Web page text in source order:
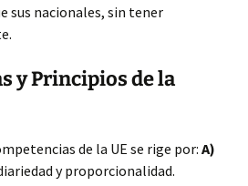
sus nacionales, sin tener
y Principios de la
de la UE se rige por: A)
y proporcionalidad.